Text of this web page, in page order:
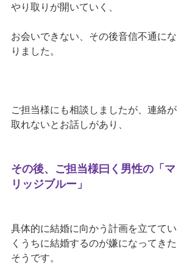
やり取りが開いていく、
お会いできない、その後音信不通にな
りました。
ご担当様にも相談しましたが、連絡が
取れないとお話しがあり、
その後、ご担当様曰く男性の「マ
リッジブルー」
具体的に結婚に向かう計画を立ててい
くうちに結婚するのが嫌になってきた
そうです。